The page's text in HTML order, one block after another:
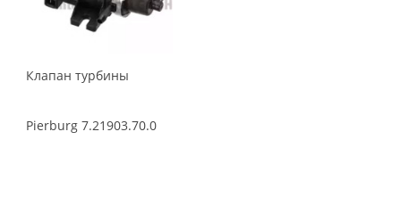
Клапан турбины
Pierburg 7.21903.70.0